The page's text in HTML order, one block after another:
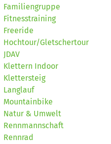
Familiengruppe
Fitnesstraining
Freeride
Hochtour/Gletschertour
JDAV
Klettern Indoor
Klettersteig
Langlauf
Mountainbike
Natur & Umwelt
Rennmannschaft
Rennrad